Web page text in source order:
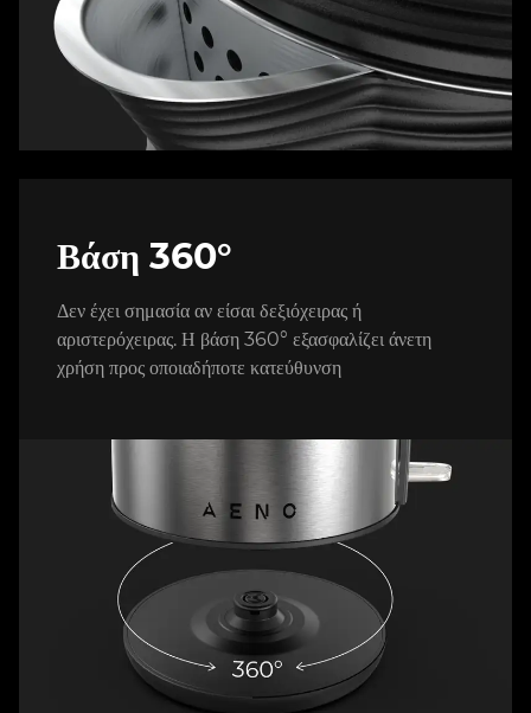
Βάση 360°
Δεν έχει σημασία αν είσαι δεξιόχειρας ή
αριστερόχειρας. Η βάση 360° εξασφαλίζει άνετη
χρήση προς οποιαδήποτε κατεύθυνση